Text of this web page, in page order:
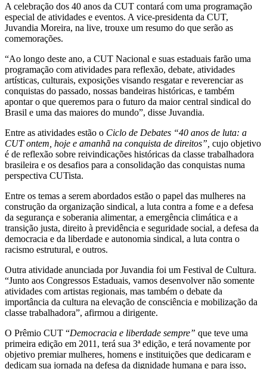
A celebração dos 40 anos da CUT contará com uma programação
especial de atividades e eventos. A vice-presidenta da CUT,
Juvandia Moreira, na live, trouxe um resumo do que serão as
comemorações.
“Ao longo deste ano, a CUT Nacional e suas estaduais farão uma
programação com atividades para reflexão, debate, atividades
artísticas, culturais, exposições visando resgatar e reverenciar as
conquistas do passado, nossas bandeiras históricas, e também
apontar o que queremos para o futuro da maior central sindical do
Brasil e uma das maiores do mundo”, disse Juvandia.
Entre as atividades estão o Ciclo de Debates “40 anos de luta: a
CUT ontem, hoje e amanhã na conquista de direitos”, cujo objetivo
é de reflexão sobre reivindicações históricas da classe trabalhadora
brasileira e os desafios para a consolidação das conquistas numa
perspectiva CUTista.
Entre os temas a serem abordados estão o papel das mulheres na
construção da organização sindical, a luta contra a fome e a defesa
da segurança e soberania alimentar, a emergência climática e a
transição justa, direito à previdência e seguridade social, a defesa da
democracia e da liberdade e autonomia sindical, a luta contra o
racismo estrutural, e outros.
Outra atividade anunciada por Juvandia foi um Festival de Cultura.
“Junto aos Congressos Estaduais, vamos desenvolver não somente
atividades com artistas regionais, mas também o debate da
importância da cultura na elevação de consciência e mobilização da
classe trabalhadora”, afirmou a dirigente.
O Prêmio CUT “Democracia e liberdade sempre” que teve uma
primeira edição em 2011, terá sua 3ª edição, e terá novamente por
objetivo premiar mulheres, homens e instituições que dedicaram e
dedicam sua jornada na defesa da dignidade humana e para isso,